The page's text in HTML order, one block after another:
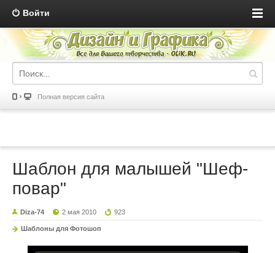
Войти
Полная версия сайта
Шаблон для малышей "Шеф-
повар"
Diza-74 2 мая 2010 923
Шаблоны для Фотошоп